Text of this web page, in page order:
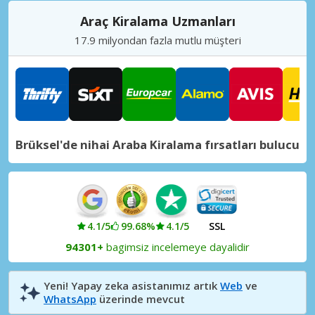
Araç Kiralama Uzmanları
17.9 milyondan fazla mutlu müşteri
Brüksel'de nihai Araba Kiralama fırsatları bulucu
4.1/5 99.68% 4.1/5 SSL
94301+ bagimsiz incelemeye dayalidir
Yeni! Yapay zeka asistanımız artık Web ve
WhatsApp üzerinde mevcut